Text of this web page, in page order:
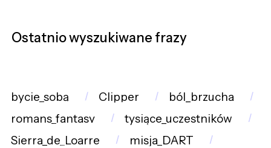
Ostatnio wyszukiwane frazy
bycie_sobą Clipper
ból_brzucha
romans_fantasy
tysiące_uczestników
Sierra_de_Loarre
misja_DART